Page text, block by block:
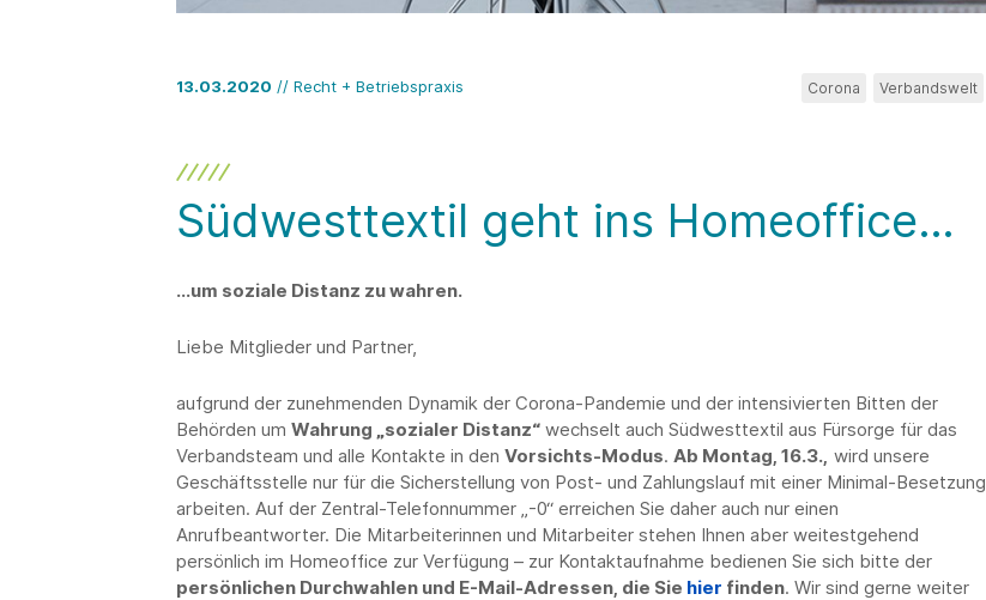
13.03.2020 // Recht + Betriebspraxis Corona Verbandswelt
Südwesttextil geht ins Homeoffice…
...um soziale Distanz zu wahren.
Liebe Mitglieder und Partner,
aufgrund der zunehmenden Dynamik der Corona-Pandemie und der intensivierten Bitten der
Behörden um Wahrung „sozialer Distanz“ wechselt auch Südwesttextil aus Fürsorge für das
Verbandsteam und alle Kontakte in den Vorsichts-Modus. Ab Montag, 16.3., wird unsere
Geschäftsstelle nur für die Sicherstellung von Post- und Zahlungslauf mit einer Minimal-Besetzung
arbeiten. Auf der Zentral-Telefonnummer „-0“ erreichen Sie daher auch nur einen
Anrufbeantworter. Die Mitarbeiterinnen und Mitarbeiter stehen Ihnen aber weitestgehend
persönlich im Homeoffice zur Verfügung – zur Kontaktaufnahme bedienen Sie sich bitte der
persönlichen Durchwahlen und E-Mail-Adressen, die Sie hier finden. Wir sind gerne weiter